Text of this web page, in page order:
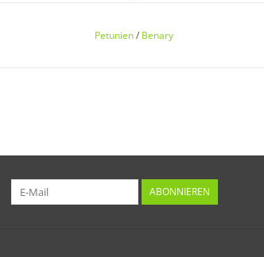
Sonnig.
Petunien/ Benary
ABONNIEREN